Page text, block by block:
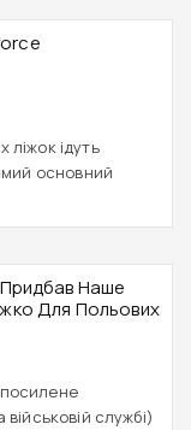
ідуть
основний
Наше
Для Польових
службі)